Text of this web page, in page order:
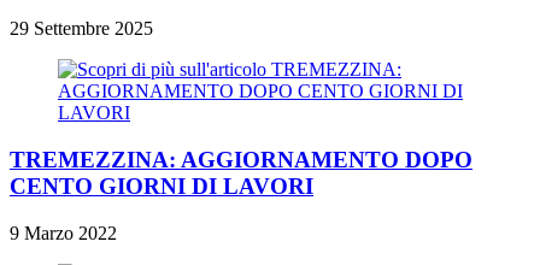
29 Settembre 2025
TREMEZZINA: AGGIORNAMENTO DOPO
CENTO GIORNI DI LAVORI
9 Marzo 2022